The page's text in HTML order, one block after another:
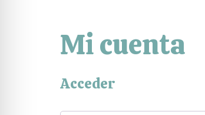
Mi cuenta
Acceder